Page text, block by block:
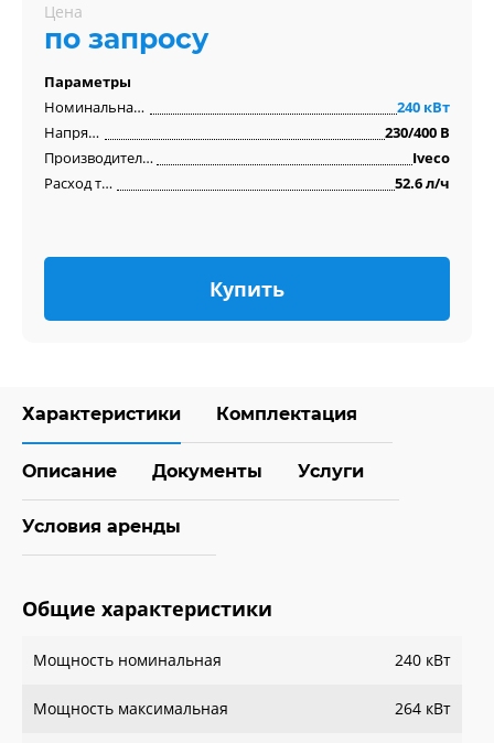
Цена
по запросу
Параметры
Номинальная мощность
240 кВт
Напряжение
230/400 В
Производитель двигателя
Iveco
Расход топлива
52.6 л/ч
Купить
Характеристики Комплектация
Описание Документы Услуги
Условия аренды
Общие характеристики
Мощность номинальная 240 кВт
Мощность максимальная 264 кВт